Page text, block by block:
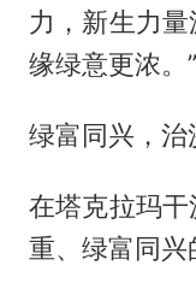
力，新生力
缘绿意更浓。
绿富同兴，治
在塔克拉玛
重、绿富同兴